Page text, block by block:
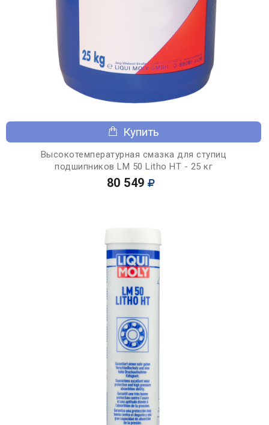
Купить
Высокотемпературная смазка для ступиц
подшипников LM 50 Litho HT - 25 кг
80 549